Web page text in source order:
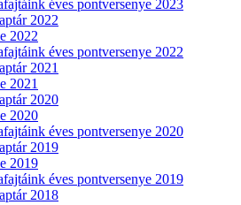
éves pontversenye 2023
2022
2022
éves pontversenye 2022
2021
2021
2020
2020
éves pontversenye 2020
2019
2019
éves pontversenye 2019
2018